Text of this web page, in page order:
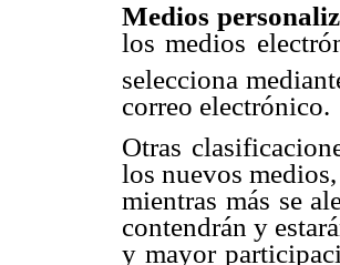
Medios
los medios
selecciona
correo electrónico.
Otras
los nuevos
mientras más se
contendrán y
y mayor